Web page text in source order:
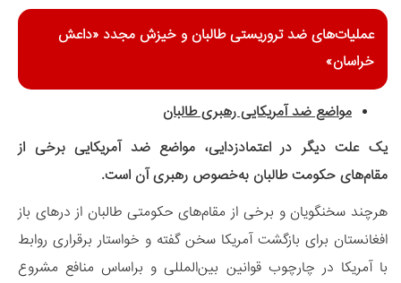
عملیات‌های ضد تروریستی طالبان و خیزش مجدد «داعش
خراسان»
مواضع ضد آمریکایی رهبری طالبان
یک علت دیگر در اعتمادزدایی، مواضع ضد آمریکایی برخی از
مقام‌های حکومت طالبان به‌خصوص رهبری آن است.
هرچند سخنگویان و برخی از مقام‌های حکومتی طالبان از درهای باز
افغانستان برای بازگشت آمریکا سخن گفته و خواستار برقراری روابط
با آمریکا در چارچوب قوانین بین‌المللی و براساس منافع مشروع